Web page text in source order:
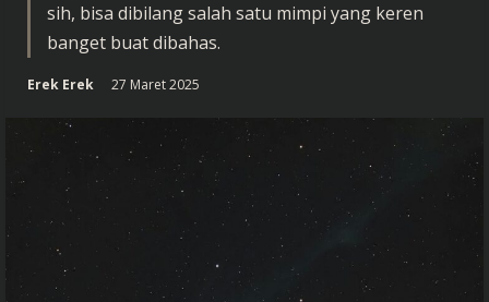
sih, bisa dibilang salah satu mimpi yang keren
banget buat dibahas.
Erek Erek 27 Maret 2025